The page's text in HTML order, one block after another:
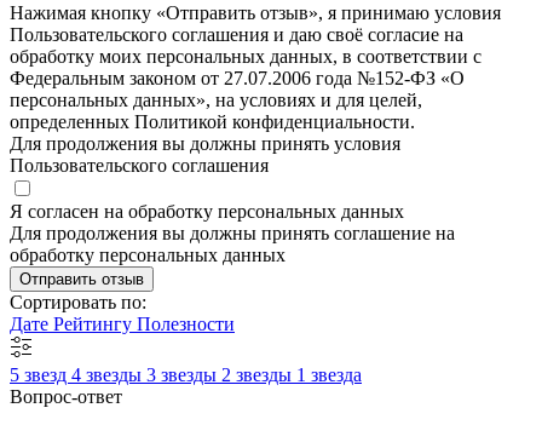
Нажимая кнопку «Отправить отзыв», я принимаю условия
Пользовательского соглашения и даю своё согласие на
обработку моих персональных данных, в соответствии с
Федеральным законом от 27.07.2006 года №152-ФЗ «О
персональных данных», на условиях и для целей,
определенных Политикой конфиденциальности.
Для продолжения вы должны принять условия
Пользовательского соглашения
Я согласен на обработку персональных данных
Для продолжения вы должны принять соглашение на
обработку персональных данных
Отправить отзыв
Сортировать по:
Дате Рейтингу Полезности
5 звезд 4 звезды 3 звезды 2 звезды 1 звезда
Вопрос-ответ